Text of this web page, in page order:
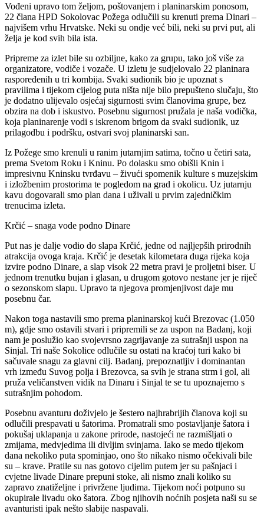
Vođeni upravo tom željom, poštovanjem i planinarskim ponosom,
22 člana HPD Sokolovac Požega odlučili su krenuti prema Dinari –
najvišem vrhu Hrvatske. Neki su ondje već bili, neki su prvi put, ali
želja je kod svih bila ista.
Pripreme za izlet bile su ozbiljne, kako za grupu, tako još više za
organizatore, vodiče i vozače. U izletu je sudjelovalo 22 planinara
raspoređenih u tri kombija. Svaki sudionik bio je upoznat s
pravilima i tijekom cijelog puta ništa nije bilo prepušteno slučaju, što
je dodatno ulijevalo osjećaj sigurnosti svim članovima grupe, bez
obzira na dob i iskustvo. Posebnu sigurnost pružala je naša vodička,
koja planinarenje vodi s iskrenom brigom da svaki sudionik, uz
prilagodbu i podršku, ostvari svoj planinarski san.
Iz Požege smo krenuli u ranim jutarnjim satima, točno u četiri sata,
prema Svetom Roku i Kninu. Po dolasku smo obišli Knin i
impresivnu Kninsku tvrđavu – živući spomenik kulture s muzejskim
i izložbenim prostorima te pogledom na grad i okolicu. Uz jutarnju
kavu dogovarali smo plan dana i uživali u prvim zajedničkim
trenucima izleta.
Krčić – snaga vode podno Dinare
Put nas je dalje vodio do slapa Krčić, jedne od najljepših prirodnih
atrakcija ovoga kraja. Krčić je desetak kilometara duga rijeka koja
izvire podno Dinare, a slap visok 22 metra pravi je proljetni biser. U
jednom trenutku bujan i glasan, u drugom gotovo nestane jer je riječ
o sezonskom slapu. Upravo ta njegova promjenjivost daje mu
posebnu čar.
Nakon toga nastavili smo prema planinarskoj kući Brezovac (1.050
m), gdje smo ostavili stvari i pripremili se za uspon na Badanj, koji
nam je poslužio kao svojevrsno zagrijavanje za sutrašnji uspon na
Sinjal. Tri naše Sokolice odlučile su ostati na kraćoj turi kako bi
sačuvale snagu za glavni cilj. Badanj, prepoznatljiv i dominantan
vrh između Suvog polja i Brezovca, sa svih je strana strm i gol, ali
pruža veličanstven vidik na Dinaru i Sinjal te se tu upoznajemo s
sutrašnjim pohodom.
Posebnu avanturu doživjelo je šestero najhrabrijih članova koji su
odlučili prespavati u šatorima. Promatrali smo postavljanje šatora i
pokušaj uklapanja u zakone prirode, nastojeći ne razmišljati o
zmijama, medvjedima ili divljim svinjama. Iako se medo tijekom
dana nekoliko puta spominjao, ono što nikako nismo očekivali bile
su – krave. Pratile su nas gotovo cijelim putem jer su pašnjaci i
cvjetne livade Dinare prepuni stoke, ali nismo znali koliko su
zapravo znatiželjne i privržene ljudima. Tijekom noći potpuno su
okupirale livadu oko šatora. Zbog njihovih noćnih posjeta naši su se
avanturisti ipak nešto slabije naspavali.